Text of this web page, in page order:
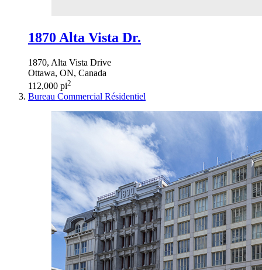
1870 Alta Vista Dr.
1870, Alta Vista Drive
Ottawa, ON, Canada
112,000 pi2
Bureau Commercial Résidentiel